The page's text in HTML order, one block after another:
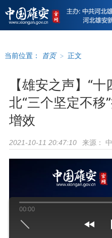
当前位置： 首页 > 正文
【雄安之声】“
北“三个坚定不移
增效
2021-10-11 20:47:10 来源：
00:00